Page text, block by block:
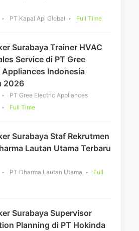
PT Kapal Api Global Full Time
Surabaya Trainer HVAC
Service di PT Gree
Appliances Indonesia
2026
PT Gree Electric Appliances
Full Time
Surabaya Staf Rekrutmen
Lautan Utama Terbaru
PT Dharma Lautan Utama
Full
Surabaya Supervisor
Planning di PT Hokinda